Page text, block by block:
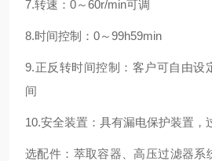
7.转速：0～60r/min可调
8.时间控制：0～99h59min
9.正反转时间控制：客户可自由设
间
10.安全装置：具有漏电保护装置，
选配件：萃取容器、高压过滤器系